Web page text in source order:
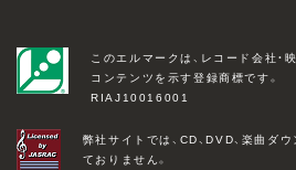
このエルマークは、レコード会社・
コンテンツを示す登録商標です。
RIAJ10016001
弊社サイトでは、CD、DVD、楽曲ダ
ておりません。